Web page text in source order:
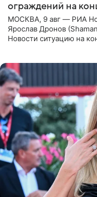
ограждений на
МОСКВА, 9 авг — РИА
Ярослав Дронов
Новости ситуацию на